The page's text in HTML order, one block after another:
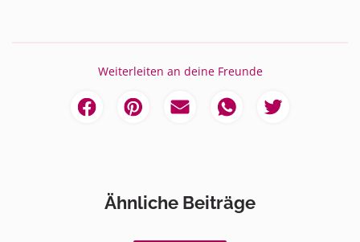
Weiterleiten an deine Freunde
Ähnliche Beiträge